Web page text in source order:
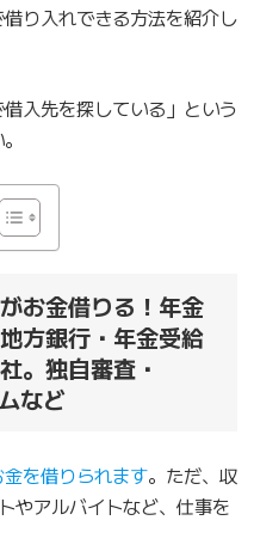
り入れできる方法を紹介し
入先を探している」という
お金借りる！年金
方銀行・年金受給
。独自審査・
など
を借りられます。ただ、収
やアルバイトなど、仕事を